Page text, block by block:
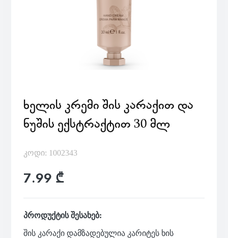
ᲮᲔᲚᲘᲡ ᲙᲠᲔᲛᲘ ᲨᲘᲡ ᲙᲐᲠᲐᲥᲘᲗ ᲓᲐ
ᲜᲣᲨᲘᲡ ᲔᲥᲡᲢᲠᲐᲥᲢᲘᲗ 30 ᲛᲚ
კოდი: 1002343
7.99 ₾
პროდუქტის შესახებ:
შის კარაქი დამზადებულია კარიტეს ხის